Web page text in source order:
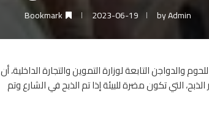
byAdmin
2023-06-19
Bookmark
التابعة لوزارة التموين والتجارة الداخلية، أن
التي تكون مضرة للبيئة إذا تم الذبح في الشارع وتم